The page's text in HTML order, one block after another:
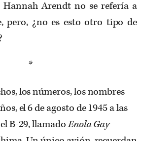
Hannah Arendt no se refería a
pero, ¿no es esto otro tipo de
*
los números, los nombres
el 6 de agosto de 1945 a las
B-29, llamadoEnola Gay